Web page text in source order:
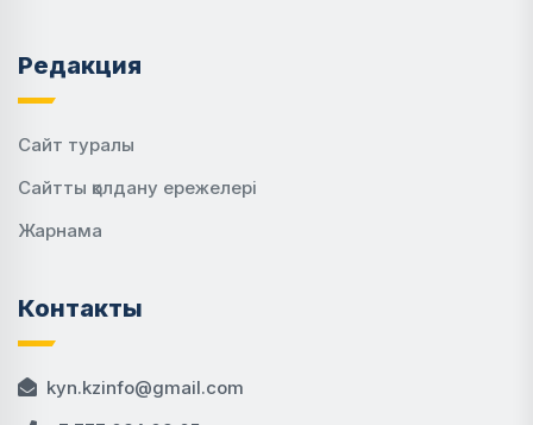
Редакция
Сайт туралы
Сайтты қолдану ережелері
Жарнама
Контакты
kyn.kzinfo@gmail.com